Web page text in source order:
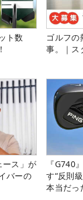
ト数
ゴルフの
事。｜ス
ース」が
バーの
『G740
す“反則
本当だっ